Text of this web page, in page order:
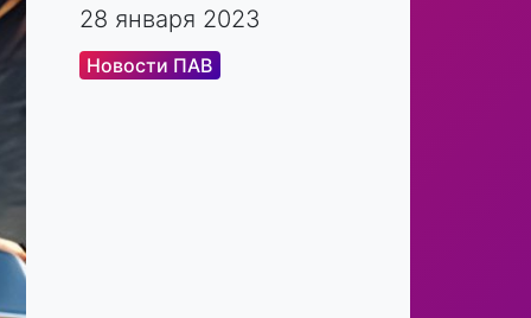
28 января 2023
Новости ПАВ